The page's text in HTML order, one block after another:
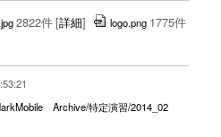
2822件[詳細] logo.png 1775件
Archive/特定演習/2014_02